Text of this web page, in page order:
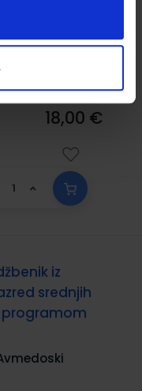
broj
18,00 €
iz
srednjih
programom